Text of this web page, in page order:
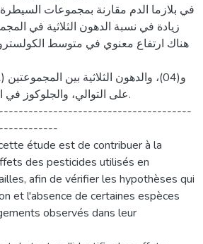
هناك ارتفاع معنوي في متوسط
étude est de contribuer à la
des pesticides utilisés en
afin de vérifier les hypothèses qui
et l'absence de certaines espèces
observés dans leur